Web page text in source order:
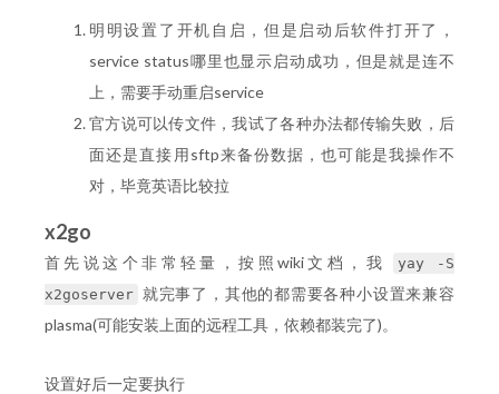
明明设置了开机自启，但是启动后软件打开了，
service status哪里也显示启动成功，但是就是连不
上，需要手动重启service
官方说可以传文件，我试了各种办法都传输失败，后
面还是直接用sftp来备份数据，也可能是我操作不
对，毕竟英语比较拉
x2go
首先说这个非常轻量，按照wiki文档，我
yay -S
x2goserver 就完事了，其他的都需要各种小设置来兼容
plasma(可能安装上面的远程工具，依赖都装完了)。
设置好后一定要执行